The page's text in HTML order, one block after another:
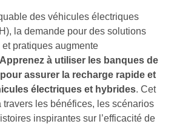
des véhicules électriques
la demande pour des solutions
pratiques augmente
Apprenez à utiliser les banques de
assurer la recharge rapide et
électriques et hybrides. Cet
les bénéfices, les scénarios
inspirantes sur l’efficacité de